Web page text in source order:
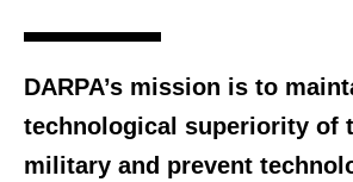
DARPA’s mission is to
technological superiority of
military and prevent